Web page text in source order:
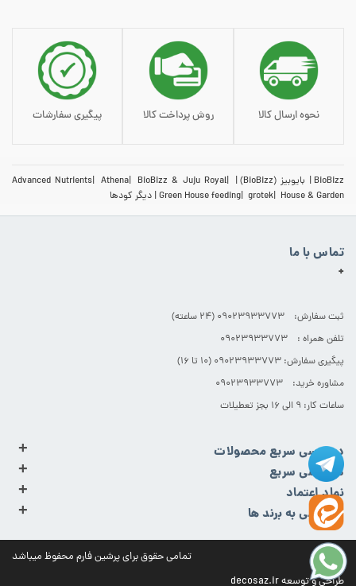
نحوه ارسال کالا روش پرداخت کالا پیگیری سفارشات
BioBizz بایوبیز (BioBizz) Advanced Nutrients Athena
BioBizz & Juju Royal
Green House feeding grotek House & Garden دیگر کودها
تماس با ما
+
ثبت سفارش: 09023933773 (۲۴ ساعته)
تلفن همراه : 09023933773
پیگیری سفارش: 09023933773 (۱۰ تا ۱۶)
مشاوره خرید: 09023933773
ساعات کار: ۹ الی ۱۶ بجز تعطیلات
دسترسی سریع محصولات +
دسترسی سریع +
نماد اعتماد +
دسترسی به برند ها +
تمامی حقوق برای پرشین فارم محفوظ میباشد
طراحی و توسعهdecosaz.ir